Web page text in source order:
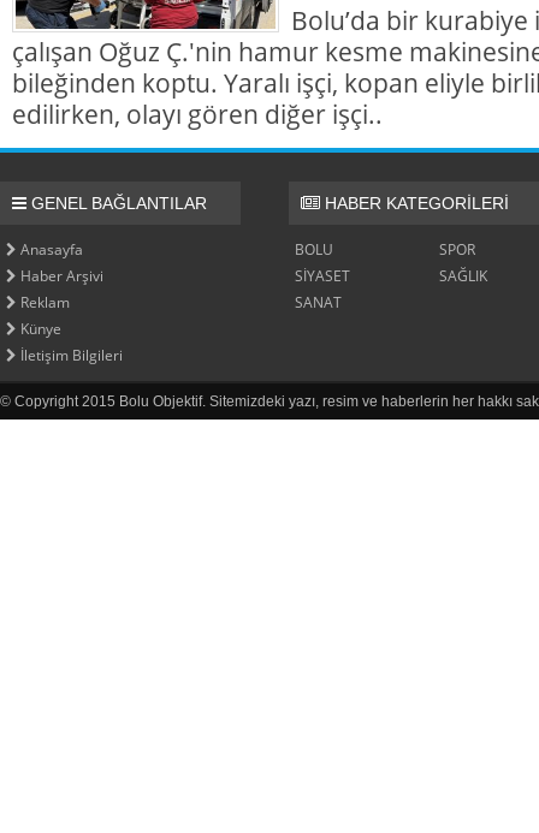
Bolu’da bir
çalışan Oğuz Ç.'nin hamur kesme
bileğinden koptu. Yaralı işçi, kopan eliyle
edilirken, olayı gören diğer işçi..
GENEL BAĞLANTILAR
Anasayfa
Haber Arşivi
Reklam
Künye
İletişim Bilgileri
HABER KATEGORİLERİ
BOLU
SPOR
SİYASET
SAĞLIK
SANAT
© Copyright 2015 Bolu Objektif. Sitemizdeki yazı, resim ve haberlerin her hakkı